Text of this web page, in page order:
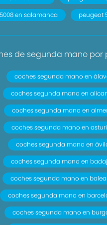
ajuste longitudinal .
respaldo abatible
hasta quedar
respaldo plegable
en material plástico
asistida electro-
progresivo s/
de ventilación con filtro
traseros (control
tintados
delantero
eléctricos delanteros
toque
en salamanca
peugeot
de segunda mano por
coches segunda mano en
coches segunda mano en
coches segunda mano en
coches segunda mano en
coches segunda mano en
coches segunda mano en
coches segunda mano en
coches segunda mano en
coches segunda mano en